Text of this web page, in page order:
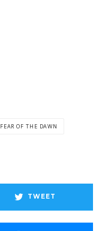
FEAR OF THE DAWN
TWEET